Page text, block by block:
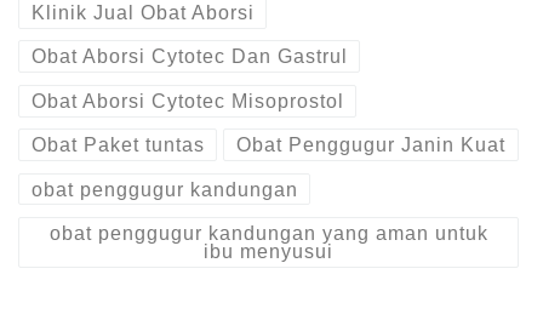
Klinik Jual Obat Aborsi
Obat Aborsi Cytotec Dan Gastrul
Obat Aborsi Cytotec Misoprostol
Obat Paket tuntas Obat Penggugur Janin Kuat
obat penggugur kandungan
obat penggugur kandungan yang aman untuk
ibu menyusui